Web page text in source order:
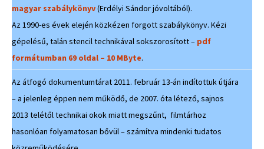
magyar szabálykönyv(Erdélyi Sándor jóvoltából).
Az 1990-es évek elején közkézen forgott szabálykönyv. Kézi
gépelésű, talán stencil technikával sokszorosított – pdf
formátumban 69 oldal – 10 MByte.
Az átfogó dokumentumtárat 2011. február 13-án indítottuk útjára
– a jelenleg éppen nem működő, de 2007. óta létező, sajnos
2013 telétől technikai okok miatt megszűnt, filmtárhoz
hasonlóan folyamatosan bővül – számítva mindenki tudatos